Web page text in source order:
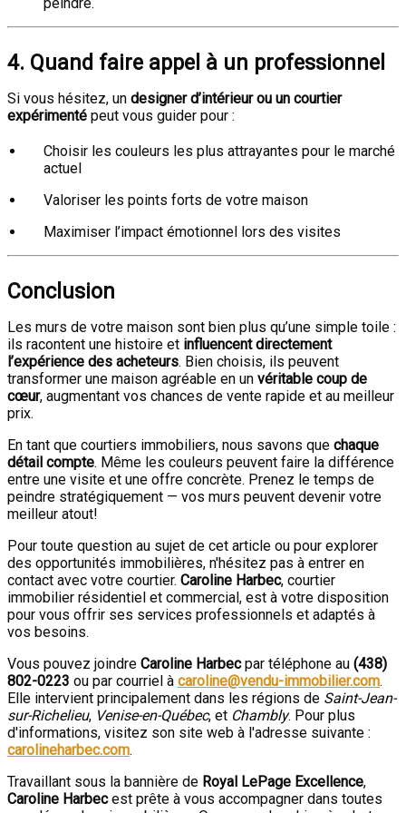
peindre.
4. Quand faire appel à un professionnel
Si vous hésitez, un designer d’intérieur ou un courtier
expérimenté peut vous guider pour :
Choisir les couleurs les plus attrayantes pour le marché
actuel
Valoriser les points forts de votre maison
Maximiser l’impact émotionnel lors des visites
Conclusion
Les murs de votre maison sont bien plus qu’une simple toile :
ils racontent une histoire et influencent directement
l’expérience des acheteurs. Bien choisis, ils peuvent
transformer une maison agréable en un véritable coup de
cœur, augmentant vos chances de vente rapide et au meilleur
prix.
En tant que courtiers immobiliers, nous savons que chaque
détail compte. Même les couleurs peuvent faire la différence
entre une visite et une offre concrète. Prenez le temps de
peindre stratégiquement — vos murs peuvent devenir votre
meilleur atout!
Pour toute question au sujet de cet article ou pour explorer
des opportunités immobilières, n'hésitez pas à entrer en
contact avec votre courtier. Caroline Harbec, courtier
immobilier résidentiel et commercial, est à votre disposition
pour vous offrir ses services professionnels et adaptés à
vos besoins.
Vous pouvez joindre Caroline Harbecpar téléphone au (438)
802-0223 ou par courriel à caroline@vendu-immobilier.com.
Elle intervient principalement dans les régions de Saint-Jean-
sur-Richelieu, Venise-en-Québec, et Chambly. Pour plus
d'informations, visitez son site web à l'adresse suivante :
carolineharbec.com.
Travaillant sous la bannière de Royal LePage Excellence,
Caroline Harbecest prête à vous accompagner dans toutes